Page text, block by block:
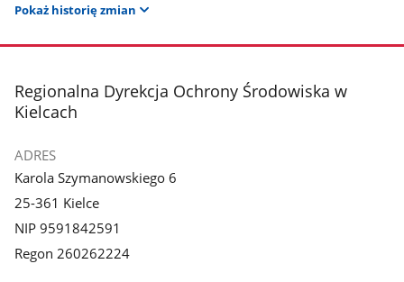
Pokaż historię zmian
stopka
Regionalna Dyrekcja Ochrony Środowiska w
Kielcach
ADRES
Karola Szymanowskiego 6
25-361 Kielce
NIP 9591842591
Regon 260262224